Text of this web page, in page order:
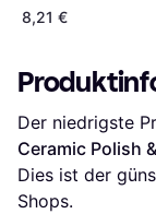
8,21 €
Der niedrigste
Ceramic Polish
Dies ist der
Shops.